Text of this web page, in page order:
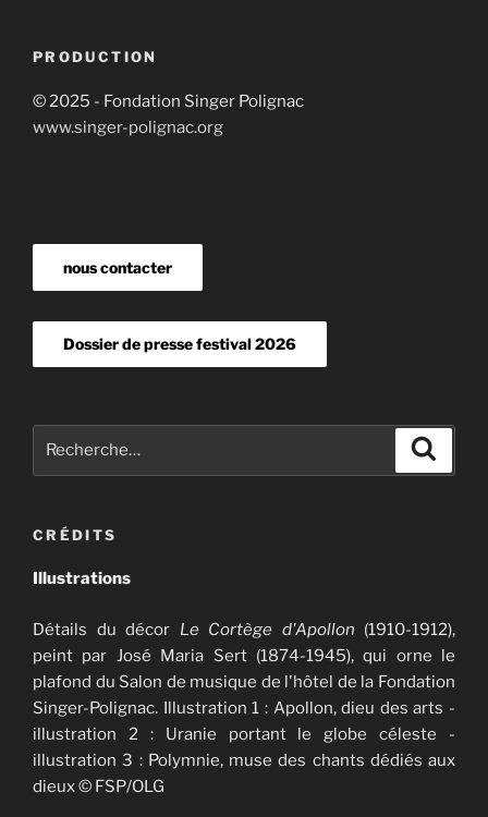
PRODUCTION
© 2025 - Fondation Singer Polignac
www.singer-polignac.org
nous contacter
Dossier de presse festival 2026
CRÉDITS
Illustrations
Détails du décor Le Cortège d'Apollon (1910-1912),
peint par José Maria Sert (1874-1945), qui orne le
plafond du Salon de musique de l'hôtel de la Fondation
Singer-Polignac. Illustration 1 : Apollon, dieu des arts -
illustration 2 : Uranie portant le globe céleste -
illustration 3 : Polymnie, muse des chants dédiés aux
dieux © FSP/OLG